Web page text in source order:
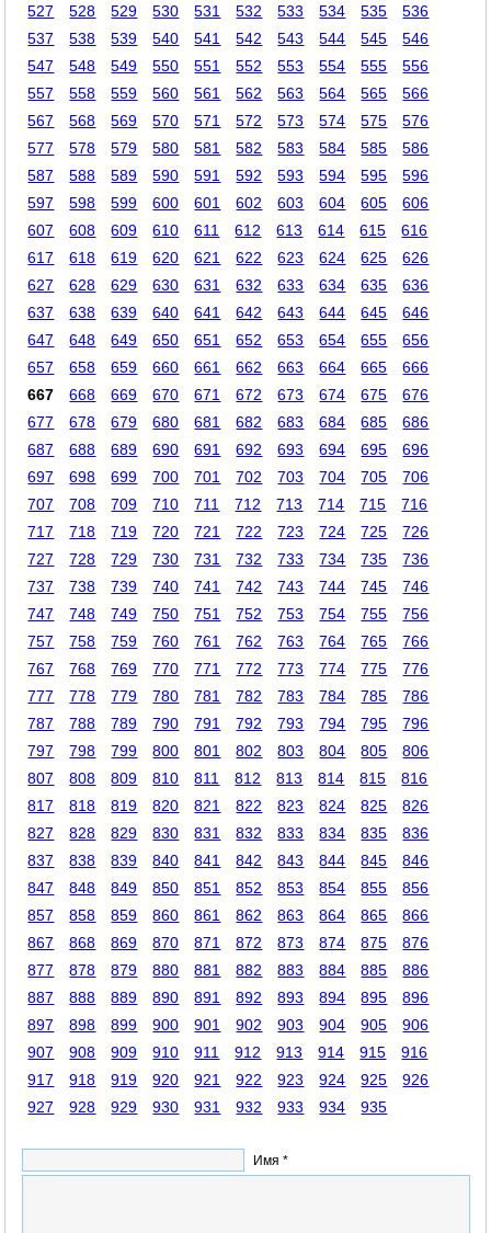
527
528 529 530 531 532 533 534 535
536
537
538 539 540 541 542 543 544 545
546
547
548 549 550 551 552 553 554 555
556
557
558 559 560 561 562 563 564 565
566
567
568 569 570 571 572 573 574 575
576
577
578 579 580 581 582 583 584 585
586
587
588 589 590 591 592 593 594 595
596
597
598 599 600 601 602 603 604 605
606
607
608 609 610 611 612 613 614 615
616
617
618 619 620 621 622 623 624 625
626
627
628 629 630 631 632 633 634 635
636
637
638 639 640 641 642 643 644 645
646
647
648 649 650 651 652 653 654 655
656
657
658 659 660 661 662 663 664 665
666
667
668 669 670 671 672 673 674 675
676
677
678 679 680 681 682 683 684 685
686
687
688 689 690 691 692 693 694 695
696
697
698 699 700 701 702 703 704 705
706
707
708 709 710 711 712 713 714 715
716
717
718 719 720 721 722 723 724 725
726
727
728 729 730 731 732 733 734 735
736
737
738 739 740 741 742 743 744 745
746
747
748 749 750 751 752 753 754 755
756
757
758 759 760 761 762 763 764 765
766
767
768 769 770 771 772 773 774 775
776
777
778 779 780 781 782 783 784 785
786
787
788 789 790 791 792 793 794 795
796
797
798 799 800 801 802 803 804 805
806
807
808 809 810 811 812 813 814 815
816
817
818 819 820 821 822 823 824 825
826
827
828 829 830 831 832 833 834 835
836
837
838 839 840 841 842 843 844 845
846
847
848 849 850 851 852 853 854 855
856
857
858 859 860 861 862 863 864 865
866
867
868 869 870 871 872 873 874 875
876
877
878 879 880 881 882 883 884 885
886
887
888 889 890 891 892 893 894 895
896
897
898 899 900 901 902 903 904 905
906
907
908 909 910 911 912 913 914 915
916
917
918 919 920 921 922 923 924 925
926
927
928 929 930 931 932 933 934 935
Имя *